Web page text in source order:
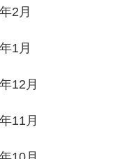
2月
1月
12月
11月